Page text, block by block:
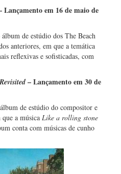
Lançamento em 16 de maio de
de estúdio dos The Beach
anteriores, em que a temática
reflexivas e sofisticadas, com
– Lançamento em 30 de
de estúdio do compositor e
a música Like a rolling stone
conta com músicas de cunho